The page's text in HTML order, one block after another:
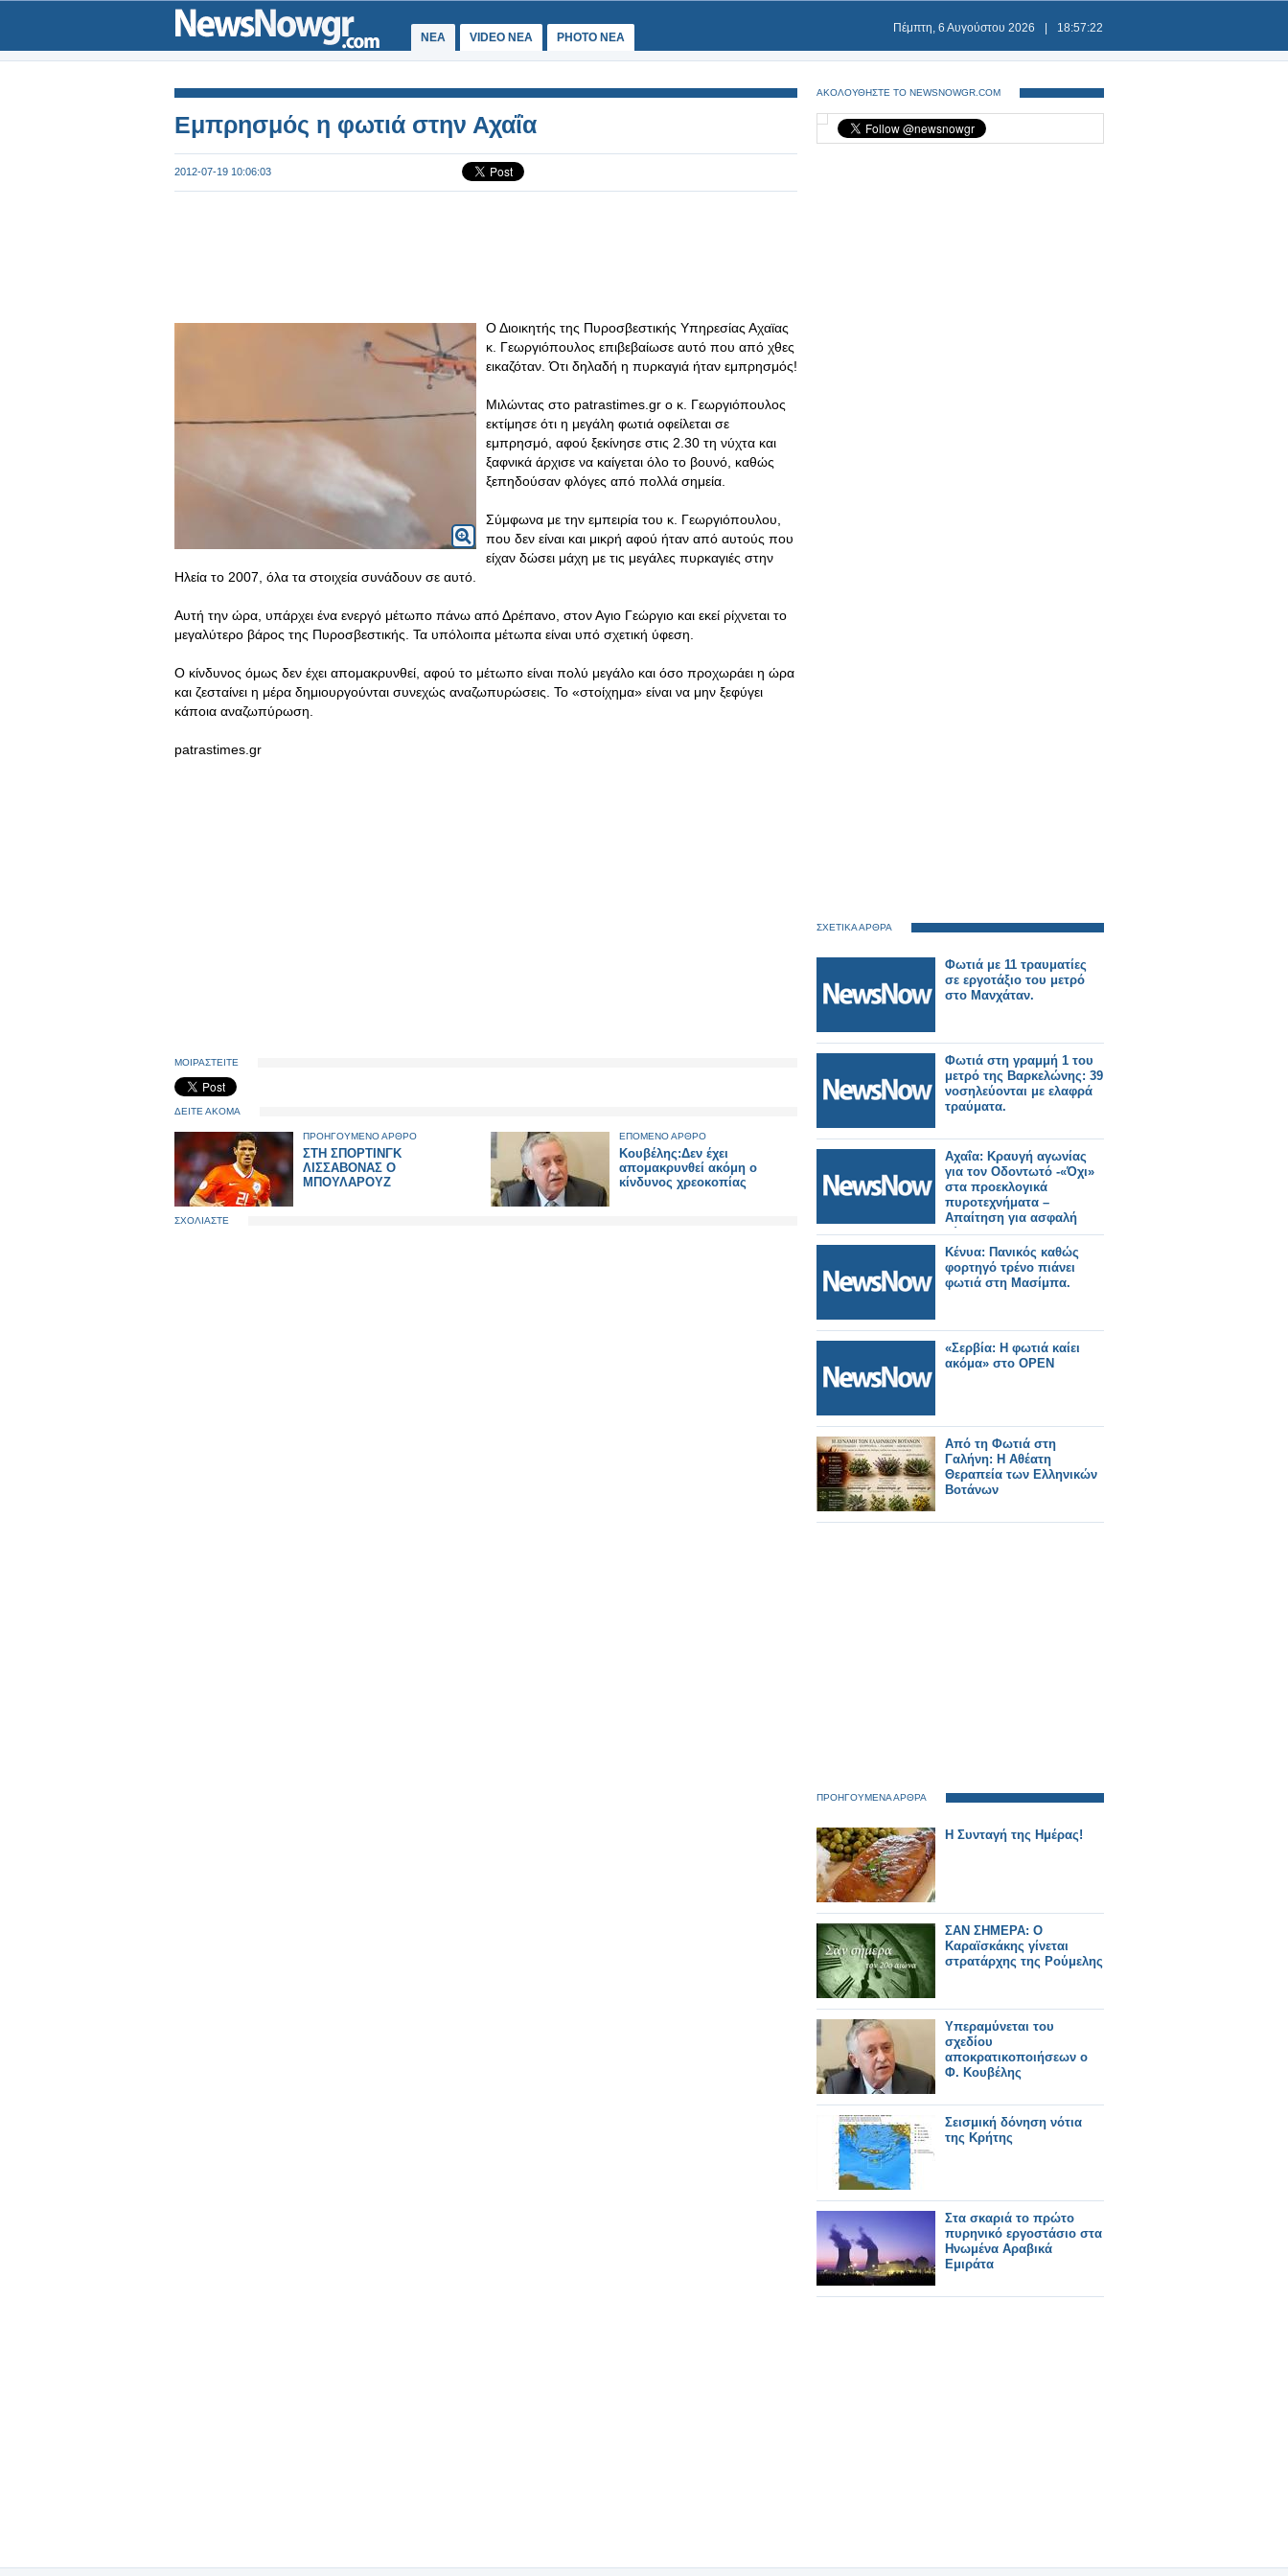
ΝΕΑ VIDEO NEA PHOTO NEA
Πέμπτη, 6 Αυγούστου 2026 18:57:22
Εμπρησμός η φωτιά στην Αχαΐα
2012-07-19 10:06:03
Ο Διοικητής της Πυροσβεστικής Υπηρεσίας Αχαϊας
κ. Γεωργιόπουλος επιβεβαίωσε αυτό που από χθες
εικαζόταν. Ότι δηλαδή η πυρκαγιά ήταν εμπρησμός!
Μιλώντας στο patrastimes.gr ο κ. Γεωργιόπουλος
εκτίμησε ότι η μεγάλη φωτιά οφείλεται σε
εμπρησμό, αφού ξεκίνησε στις 2.30 τη νύχτα και
ξαφνικά άρχισε να καίγεται όλο το βουνό, καθώς
ξεπηδούσαν φλόγες από πολλά σημεία.
Σύμφωνα με την εμπειρία του κ. Γεωργιόπουλου,
που δεν είναι και μικρή αφού ήταν από αυτούς που
είχαν δώσει μάχη με τις μεγάλες πυρκαγιές στην
Ηλεία το 2007, όλα τα στοιχεία συνάδουν σε αυτό.
Αυτή την ώρα, υπάρχει ένα ενεργό μέτωπο πάνω από Δρέπανο, στον Αγιο Γεώργιο και εκεί ρίχνεται το
μεγαλύτερο βάρος της Πυροσβεστικής. Τα υπόλοιπα μέτωπα είναι υπό σχετική ύφεση.
Ο κίνδυνος όμως δεν έχει απομακρυνθεί, αφού το μέτωπο είναι πολύ μεγάλο και όσο προχωράει η ώρα
και ζεσταίνει η μέρα δημιουργούνται συνεχώς αναζωπυρώσεις. Το «στοίχημα» είναι να μην ξεφύγει
κάποια αναζωπύρωση.
patrastimes.gr
ΜΟΙΡΑΣΤΕΙΤΕ
ΔΕΙΤΕ ΑΚΟΜΑ
ΠΡΟΗΓΟΥΜΕΝΟ ΑΡΘΡΟ
ΣΤΗ ΣΠΟΡΤΙΝΓΚ
ΛΙΣΣΑΒΟΝΑΣ Ο
ΜΠΟΥΛΑΡΟΥΖ
ΕΠΟΜΕΝΟ ΑΡΘΡΟ
Κουβέλης:Δεν έχει
απομακρυνθεί ακόμη ο
κίνδυνος χρεοκοπίας
ΣΧΟΛΙΑΣΤΕ
ΑΚΟΛΟΥΘΗΣΤΕ ΤΟ NEWSNOWGR.COM
ΣΧΕΤΙΚΑ ΑΡΘΡΑ
Φωτιά με 11 τραυματίες
σε εργοτάξιο του μετρό
στο Μανχάταν.
Φωτιά στη γραμμή 1 του
μετρό της Βαρκελώνης: 39
νοσηλεύονται με ελαφρά
τραύματα.
Αχαΐα: Κραυγή αγωνίας
για τον Οδοντωτό -«Όχι»
στα προεκλογικά
πυροτεχνήματα –
Απαίτηση για ασφαλή
λύση.
Κένυα: Πανικός καθώς
φορτηγό τρένο πιάνει
φωτιά στη Μασίμπα.
«Σερβία: Η φωτιά καίει
ακόμα» στο OPEN
Από τη Φωτιά στη
Γαλήνη: Η Αθέατη
Θεραπεία των Ελληνικών
Βοτάνων
ΠΡΟΗΓΟΥΜΕΝΑ ΑΡΘΡΑ
Η Συνταγή της Ημέρας!
ΣΑΝ ΣΗΜΕΡΑ: Ο
Καραϊσκάκης γίνεται
στρατάρχης της Ρούμελης
Υπεραμύνεται του
σχεδίου
αποκρατικοποιήσεων ο
Φ. Κουβέλης
Σεισμική δόνηση νότια
της Κρήτης
Στα σκαριά το πρώτο
πυρηνικό εργοστάσιο στα
Ηνωμένα Αραβικά
Εμιράτα